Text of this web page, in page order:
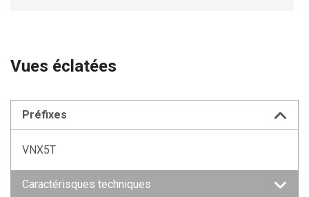
Vues éclatées
Préfixes
VNX5T
Caractérisques techniques